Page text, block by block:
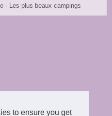
to ensure you get
- Les plus beaux campings